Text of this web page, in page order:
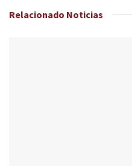
Relacionado Noticias